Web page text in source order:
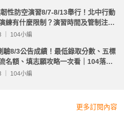
性防空演習8/7-8/13舉行！北中行動
練有什麼限制？演習時間及管制注意
｜ 104小編
驗8/3公告成績！最低錄取分數、五標
名額、填志願攻略一次看｜104落點
｜ 104小編
更多訂閱內容